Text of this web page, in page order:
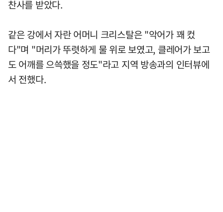
찬사를 받았다.
같은 강에서 자란 어머니 크리스탈은 "악어가 꽤 컸
다"며 "머리가 뚜렷하게 물 위로 보였고, 클레어가 보고
도 어깨를 으쓱했을 정도"라고 지역 방송과의 인터뷰에
서 전했다.